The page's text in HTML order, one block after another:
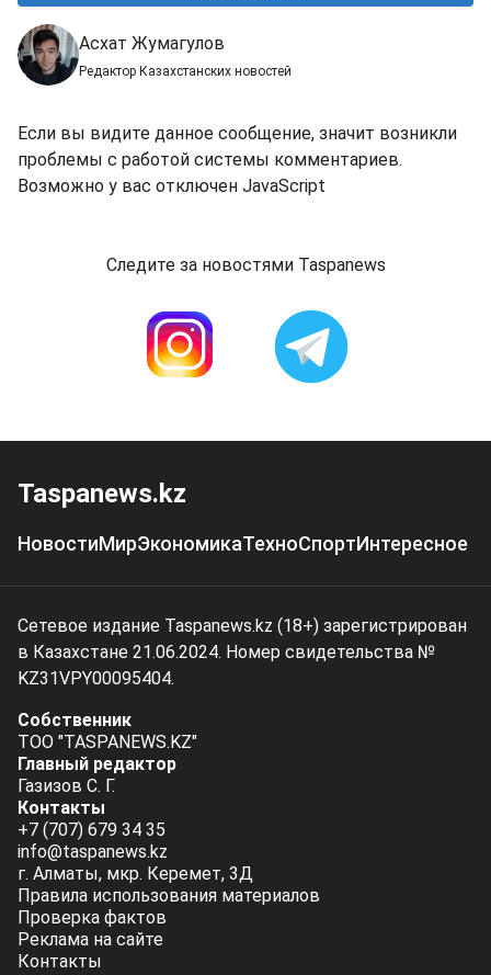
Асхат Жумагулов
Редактор Казахстанских новостей
Если вы видите данное сообщение, значит возникли
проблемы с работой системы комментариев.
Возможно у вас отключен JavaScript
Следите за новостями Taspanews
Taspanews.kz
НовостиМирЭкономикаТехноСпортИнтересное
Сетевое издание Taspanews.kz (18+) зарегистрирован
в Казахстане 21.06.2024. Номер свидетельства №
KZ31VPY00095404.
Собственник
ТОО "TASPANEWS.KZ"
Главный редактор
Газизов С. Г.
Контакты
+7 (707) 679 34 35
info@taspanews.kz
г. Алматы, мкр. Керемет, 3Д
Правила использования материалов
Проверка фактов
Реклама на сайте
Контакты